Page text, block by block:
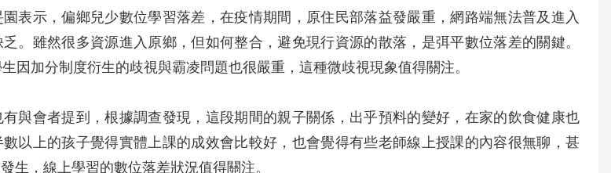
表示，偏鄉兒少數位學習落差，在疫情期間，原住民部落益發嚴重，網路端無法普及進入
。雖然很多資源進入原鄉，但如何整合，避免現行資源的散落，是弭平數位落差的關鍵。
因加分制度衍生的歧視與霸凌問題也很嚴重，這種微歧視現象值得關注。
與會者提到，根據調查發現，這段期間的親子關係，出乎預料的變好，在家的飲食健康也
以上的孩子覺得實體上課的成效會比較好，也會覺得有些老師線上授課的內容很無聊，甚
生，線上學習的數位落差狀況值得關注。